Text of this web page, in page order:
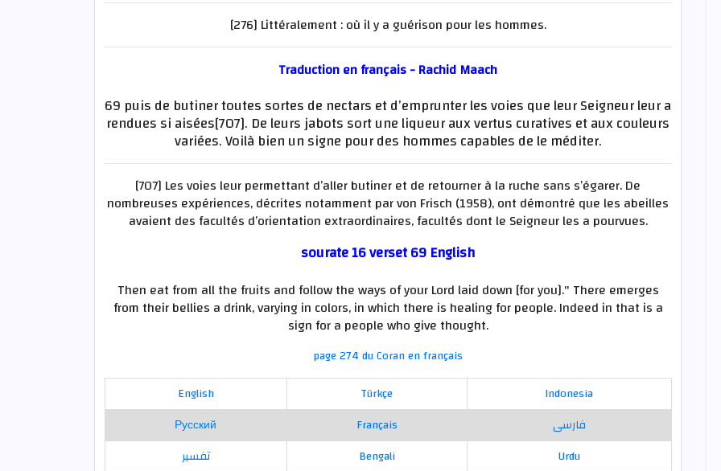
[276] Littéralement : où il y a guérison pour les hommes.
Traduction en français - Rachid Maach
69 puis de butiner toutes sortes de nectars et d’emprunter les voies que leur Seigneur leur a
rendues si aisées[707]. De leurs jabots sort une liqueur aux vertus curatives et aux couleurs
variées. Voilà bien un signe pour des hommes capables de le méditer.
[707] Les voies leur permettant d’aller butiner et de retourner à la ruche sans s’égarer. De
nombreuses expériences, décrites notamment par von Frisch (1958), ont démontré que les abeilles
avaient des facultés d’orientation extraordinaires, facultés dont le Seigneur les a pourvues.
sourate 16 verset 69 English
Then eat from all the fruits and follow the ways of your Lord laid down [for you]." There emerges
from their bellies a drink, varying in colors, in which there is healing for people. Indeed in that is a
sign for a people who give thought.
page 274 du Coran en français
English
Türkçe
Indonesia
Русский
Français
فارسی
تفسير
Bengali
Urdu